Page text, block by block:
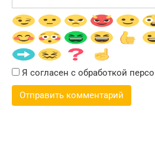
Я согласен с обработкой